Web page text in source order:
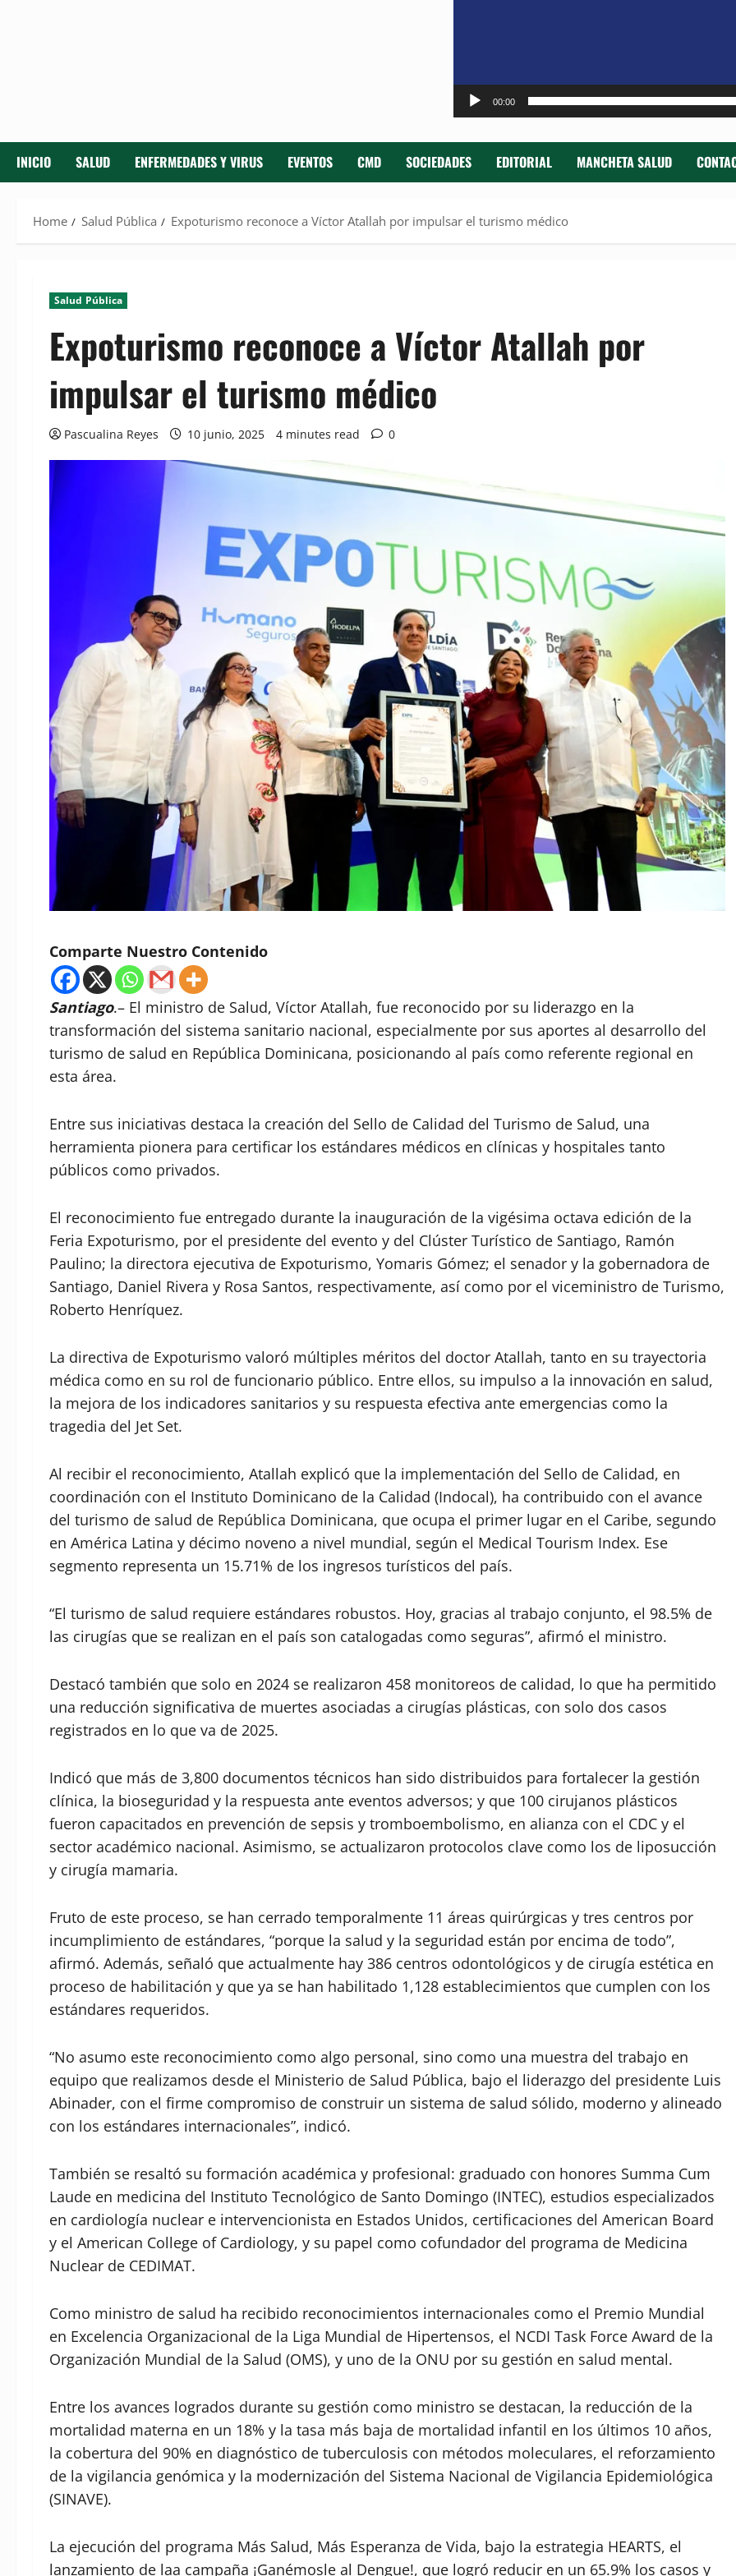
00:00
INICIO SALUD ENFERMEDADES Y VIRUS EVENTOS CMD SOCIEDADES EDITORIAL MANCHETA SALUD
Home Salud Pública Expoturismo reconoce a Víctor Atallah por impulsar el turismo médico
Salud Pública
Expoturismo reconoce a Víctor Atallah por
impulsar el turismo médico
Pascualina Reyes 10 junio, 2025 4 minutes read 0
Comparte Nuestro Contenido
Santiago.– El ministro de Salud, Víctor Atallah, fue reconocido por su liderazgo en la
transformación del sistema sanitario nacional, especialmente por sus aportes al desarrollo del
turismo de salud en República Dominicana, posicionando al país como referente regional en
esta área.
Entre sus iniciativas destaca la creación del Sello de Calidad del Turismo de Salud, una
herramienta pionera para certificar los estándares médicos en clínicas y hospitales tanto
públicos como privados.
El reconocimiento fue entregado durante la inauguración de la vigésima octava edición de la
Feria Expoturismo, por el presidente del evento y del Clúster Turístico de Santiago, Ramón
Paulino; la directora ejecutiva de Expoturismo, Yomaris Gómez; el senador y la gobernadora de
Santiago, Daniel Rivera y Rosa Santos, respectivamente, así como por el viceministro de Turismo,
Roberto Henríquez.
La directiva de Expoturismo valoró múltiples méritos del doctor Atallah, tanto en su trayectoria
médica como en su rol de funcionario público. Entre ellos, su impulso a la innovación en salud,
la mejora de los indicadores sanitarios y su respuesta efectiva ante emergencias como la
tragedia del Jet Set.
Al recibir el reconocimiento, Atallah explicó que la implementación del Sello de Calidad, en
coordinación con el Instituto Dominicano de la Calidad (Indocal), ha contribuido con el avance
del turismo de salud de República Dominicana, que ocupa el primer lugar en el Caribe, segundo
en América Latina y décimo noveno a nivel mundial, según el Medical Tourism Index. Ese
segmento representa un 15.71% de los ingresos turísticos del país.
“El turismo de salud requiere estándares robustos. Hoy, gracias al trabajo conjunto, el 98.5% de
las cirugías que se realizan en el país son catalogadas como seguras”, afirmó el ministro.
Destacó también que solo en 2024 se realizaron 458 monitoreos de calidad, lo que ha permitido
una reducción significativa de muertes asociadas a cirugías plásticas, con solo dos casos
registrados en lo que va de 2025.
Indicó que más de 3,800 documentos técnicos han sido distribuidos para fortalecer la gestión
clínica, la bioseguridad y la respuesta ante eventos adversos; y que 100 cirujanos plásticos
fueron capacitados en prevención de sepsis y tromboembolismo, en alianza con el CDC y el
sector académico nacional. Asimismo, se actualizaron protocolos clave como los de liposucción
y cirugía mamaria.
Fruto de este proceso, se han cerrado temporalmente 11 áreas quirúrgicas y tres centros por
incumplimiento de estándares, “porque la salud y la seguridad están por encima de todo”,
afirmó. Además, señaló que actualmente hay 386 centros odontológicos y de cirugía estética en
proceso de habilitación y que ya se han habilitado 1,128 establecimientos que cumplen con los
estándares requeridos.
“No asumo este reconocimiento como algo personal, sino como una muestra del trabajo en
equipo que realizamos desde el Ministerio de Salud Pública, bajo el liderazgo del presidente Luis
Abinader, con el firme compromiso de construir un sistema de salud sólido, moderno y alineado
con los estándares internacionales”, indicó.
También se resaltó su formación académica y profesional: graduado con honores Summa Cum
Laude en medicina del Instituto Tecnológico de Santo Domingo (INTEC), estudios especializados
en cardiología nuclear e intervencionista en Estados Unidos, certificaciones del American Board
y el American College of Cardiology, y su papel como cofundador del programa de Medicina
Nuclear de CEDIMAT.
Como ministro de salud ha recibido reconocimientos internacionales como el Premio Mundial
en Excelencia Organizacional de la Liga Mundial de Hipertensos, el NCDI Task Force Award de la
Organización Mundial de la Salud (OMS), y uno de la ONU por su gestión en salud mental.
Entre los avances logrados durante su gestión como ministro se destacan, la reducción de la
mortalidad materna en un 18% y la tasa más baja de mortalidad infantil en los últimos 10 años,
la cobertura del 90% en diagnóstico de tuberculosis con métodos moleculares, el reforzamiento
de la vigilancia genómica y la modernización del Sistema Nacional de Vigilancia Epidemiológica
(SINAVE).
La ejecución del programa Más Salud, Más Esperanza de Vida, bajo la estrategia HEARTS, el
lanzamiento de laa campaña ¡Ganémosle al Dengue!, que logró reducir en un 65.9% los casos y